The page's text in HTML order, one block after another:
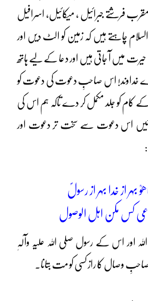
فرشتے جبرائیل ، میکائیل، اسرافیل
السلام چاہتے ہیں کہ زمین کو الٹ دیں اور
میں آ جاتی ہیں اور دعا کے لیے ہاتھ
اے خداوند! اس صاحبِ دعوت کی دعوت کو
کے کام کو جلد مکمل کر دے تاکہ ہم اس کی
اس دعوت سے سخت تر دعوت اور
بہر از خدا بہر از رسولؐ
کس مکن اہل الوصول
اور اس کے رسول صلی اللہ علیہ وآلہٖ
وصال کا راز کسی کو مت بتانا۔